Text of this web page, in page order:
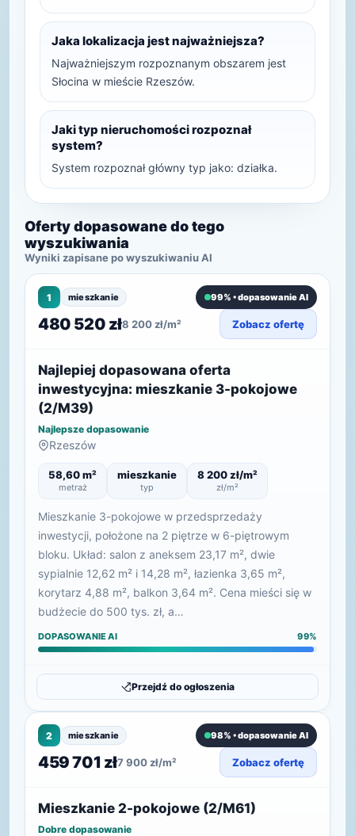
Jaka lokalizacja jest najważniejsza?
Najważniejszym rozpoznanym obszarem jest
Słocina w mieście Rzeszów.
Jaki typ nieruchomości rozpoznał
system?
System rozpoznał główny typ jako: działka.
Oferty dopasowane do tego
wyszukiwania
Wyniki zapisane po wyszukiwaniu AI
1 mieszkanie 99% • dopasowanie AI
480 520 zł8 200 zł/m² Zobacz ofertę
Najlepiej dopasowana oferta
inwestycyjna: mieszkanie 3-pokojowe
(2/M39)
Najlepsze dopasowanie
Rzeszów
58,60 m²
metraż
mieszkanie
typ
8 200 zł/m²
zł/m²
Mieszkanie 3-pokojowe w przedsprzedaży
inwestycji, położone na 2 piętrze w 6-piętrowym
bloku. Układ: salon z aneksem 23,17 m², dwie
sypialnie 12,62 m² i 14,28 m², łazienka 3,65 m²,
korytarz 4,88 m², balkon 3,64 m². Cena mieści się w
budżecie do 500 tys. zł, a…
DOPASOWANIE AI 99%
Przejdź do ogłoszenia
2 mieszkanie 98% • dopasowanie AI
459 701 zł7 900 zł/m² Zobacz ofertę
Mieszkanie 2-pokojowe (2/M61)
Dobre dopasowanie